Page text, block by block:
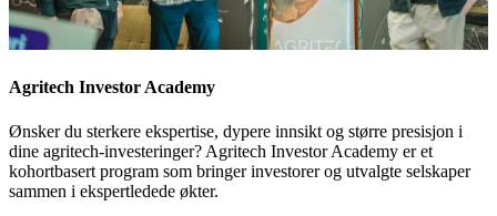
Agritech Investor Academy
Ønsker du sterkere ekspertise, dypere innsikt og større presisjon i
dine agritech-investeringer? Agritech Investor Academy er et
kohortbasert program som bringer investorer og utvalgte selskaper
sammen i ekspertledede økter.